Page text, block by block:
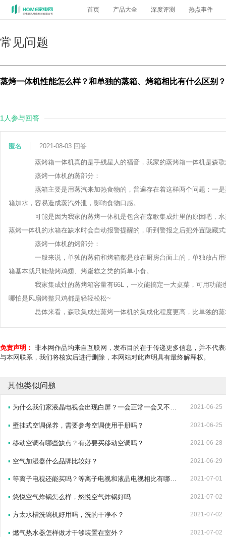
首页 产品大全 深度评测 热点事件
常见问题
蒸烤一体机性能怎么样？和单独的蒸箱、烤箱相比有什么区别？
1人参与回答
匿名 2021-08-03 回答
蒸烤箱一体机真的是手残星人的福音，我家的蒸烤箱一体机是森
蒸烤一体机的蒸部分：
蒸箱主要是用蒸汽来加热食物的，普遍存在着这样两个问题：一是
箱加水，容易造成蒸汽外泄，影响食物口感。
可能是因为我家的蒸烤一体机是包含在森歌集成灶里的原因吧，水
蒸烤一体机的水箱在缺水时会自动报警提醒的，听到警报之后把外置隐藏
蒸烤一体机的烤部分：
一般来说，单独的蒸箱和烤箱都是放在厨房台面上的，单独放占用
箱基本就只能做烤鸡翅、烤蛋糕之类的简单小食。
我家集成灶的蒸烤箱容量有66L，一次能搞定一大桌菜，可用功能
哪怕是风扇烤整只鸡都是轻轻松松~
总体来看，森歌集成灶蒸烤一体机的集成化程度更高，比单独的
免责声明： 非本网作品均来自互联网，发布目的在于传递更多信息，并不代
与本网联系，我们将核实后进行删除，本网站对此声明具有最终解释权。
其他类似问题
▪ 为什么我们家液晶电视会出现白屏？一会正常一会又不正常。。。 2021-06-25
▪ 壁挂式空调保养，需要参考空调使用手册吗？ 2021-06-25
▪ 移动空调有哪些缺点？有必要买移动空调吗？ 2021-06-28
▪ 空气加湿器什么品牌比较好？ 2021-06-29
▪ 等离子电视还能买吗？等离子电视和液晶电视相比有哪些缺点？ 2021-07-01
▪ 悠悦空气炸锅怎么样，悠悦空气炸锅好吗 2021-07-02
▪ 方太水槽洗碗机好用吗，洗的干净不？ 2021-07-02
▪ 燃气热水器怎样做才干够装置在室外？ 2021-07-02